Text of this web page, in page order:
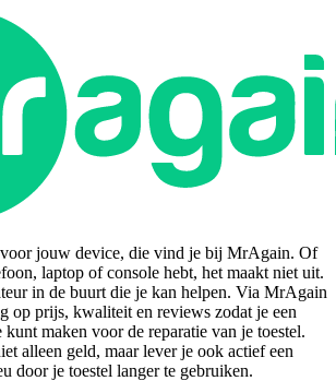
voor jouw device, die vind je bij MrAgain. Of
laptop of console hebt, het maakt niet uit.
in de buurt die je kan helpen. Via MrAgain
op prijs, kwaliteit en reviews zodat je een
maken voor de reparatie van je toestel.
alleen geld, maar lever je ook actief een
door je toestel langer te gebruiken.